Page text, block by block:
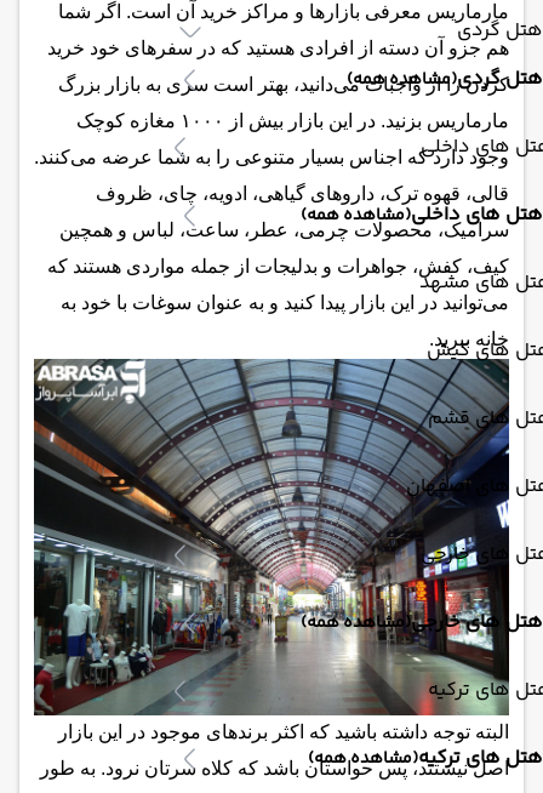
هتل گردی
هتل گردی(مشاهده همه)
های داخلی
هتل های داخلی(مشاهده همه)
های مشهد
های کیش
های قشم
های اصفهان
های خارجی
هتل های خارجی(مشاهده همه)
های ترکیه
هتل های ترکیه(مشاهده همه)
مارماریس معرفی بازارها و مراکز خرید آن است. اگر شما
هم جزو آن دسته از افرادی هستید که در سفرهای خود خرید
کردن را از واجبات می‌دانید، بهتر است سری به بازار بزرگ
مارماریس بزنید. در این بازار بیش از ۱۰۰۰ مغازه کوچک
وجود دارد که اجناس بسیار متنوعی را به شما عرضه می‌کنند.
قالی، قهوه ترک، داروهای گیاهی، ادویه، چای، ظروف
سرامیک، محصولات چرمی، عطر، ساعت، لباس و همچین
کیف، کفش، جواهرات و بدلیجات از جمله مواردی هستند که
می‌توانید در این بازار پیدا کنید و به عنوان سوغات با خود به
خانه ببرید.
البته توجه داشته باشید که اکثر برندهای موجود در این بازار
اصل نیستند، پس حواستان باشد که کلاه سرتان نرود. به طور